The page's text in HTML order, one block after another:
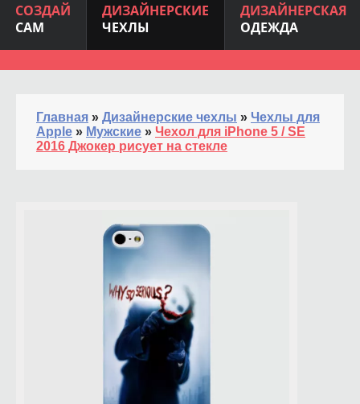
СОЗДАЙ
САМ
ДИЗАЙНЕРСКИЕ
ЧЕХЛЫ
ДИЗАЙНЕРСКАЯ
ОДЕЖДА
Главная » Дизайнерские чехлы » Чехлы для
Apple » Мужские » Чехол для iPhone 5 / SE
2016 Джокер рисует на стекле